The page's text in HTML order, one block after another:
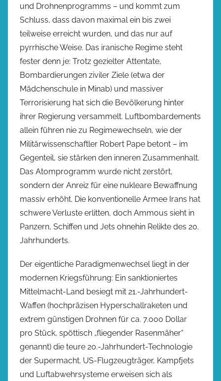
und Drohnenprogramms – und kommt zum
Schluss, dass davon maximal ein bis zwei
teilweise erreicht wurden, und das nur auf
pyrrhische Weise. Das iranische Regime steht
fester denn je: Trotz gezielter Attentate,
Bombardierungen ziviler Ziele (etwa der
Mädchenschule in Minab) und massiver
Terrorisierung hat sich die Bevölkerung hinter
ihrer Regierung versammelt. Luftbombardements
allein führen nie zu Regimewechseln, wie der
Militärwissenschaftler Robert Pape betont – im
Gegenteil, sie stärken den inneren Zusammenhalt.
Das Atomprogramm wurde nicht zerstört,
sondern der Anreiz für eine nukleare Bewaffnung
massiv erhöht. Die konventionelle Armee Irans hat
schwere Verluste erlitten, doch Ammous sieht in
Panzern, Schiffen und Jets ohnehin Relikte des 20.
Jahrhunderts.
Der eigentliche Paradigmenwechsel liegt in der
modernen Kriegsführung: Ein sanktioniertes
Mittelmacht-Land besiegt mit 21.-Jahrhundert-
Waffen (hochpräzisen Hyperschallraketen und
extrem günstigen Drohnen für ca. 7.000 Dollar
pro Stück, spöttisch „fliegender Rasenmäher“
genannt) die teure 20.-Jahrhundert-Technologie
der Supermacht. US-Flugzeugträger, Kampfjets
und Luftabwehrsysteme erweisen sich als